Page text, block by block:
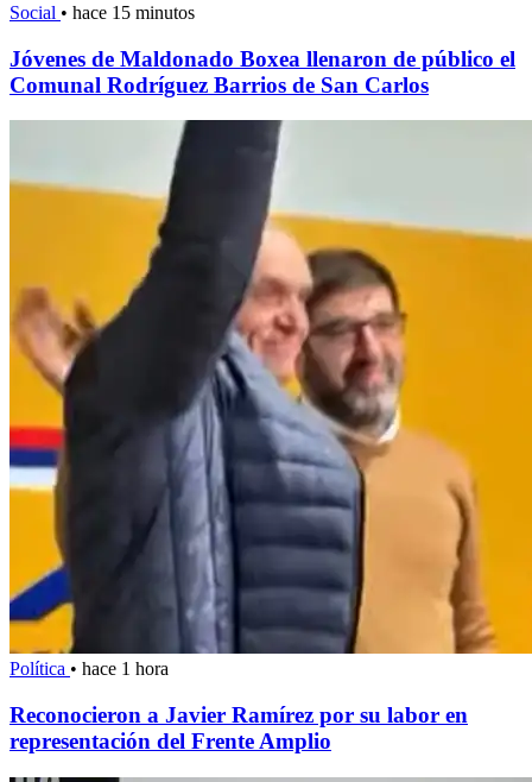
Social • hace 15 minutos
Jóvenes de Maldonado Boxea llenaron de público el
Comunal Rodríguez Barrios de San Carlos
Política • hace 1 hora
Reconocieron a Javier Ramírez por su labor en
representación del Frente Amplio